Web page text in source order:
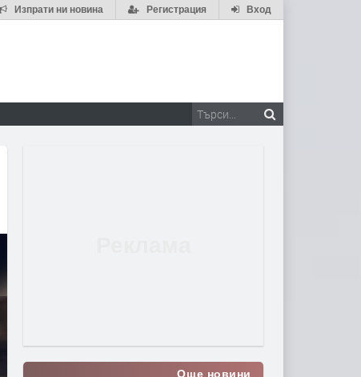
Вход
Регистрация
Изпрати ни новина
Още новини